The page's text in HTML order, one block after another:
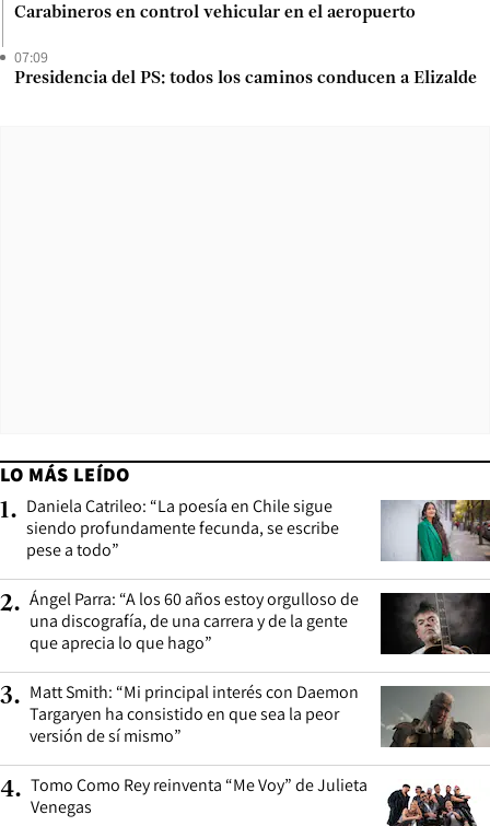
Carabineros en control vehicular en el aeropuerto
07:09
Presidencia del PS: todos los caminos conducen a Elizalde
LO MÁS LEÍDO
1. Daniela Catrileo: “La poesía en Chile sigue
siendo profundamente fecunda, se escribe
pese a todo”
2. Ángel Parra: “A los 60 años estoy orgulloso de
una discografía, de una carrera y de la gente
que aprecia lo que hago”
3. Matt Smith: “Mi principal interés con Daemon
Targaryen ha consistido en que sea la peor
versión de sí mismo”
4. Tomo Como Rey reinventa “Me Voy” de Julieta
Venegas